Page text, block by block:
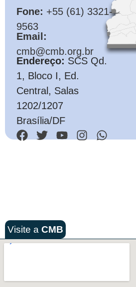
Fone: +55 (61) 3321-
9563
Email:
cmb@cmb.org.br
Endereço: SCS Qd.
1, Bloco I, Ed.
Central, Salas
1202/1207
Brasília/DF
Visite a CMB